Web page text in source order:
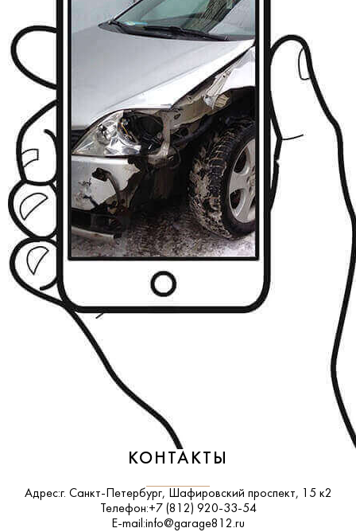
КОНТАКТЫ
Адрес:г. Санкт-Петербург, Шафировский проспект, 15 к2
Телефон:+7 (812) 920-33-54
E-mail:info@garage812.ru